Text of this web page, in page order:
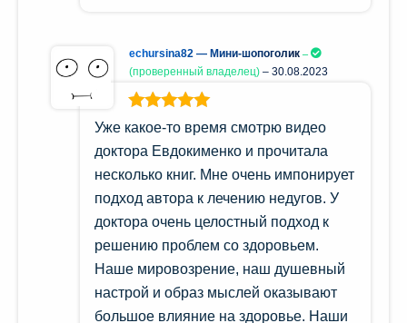
echursina82 — Мини-шопоголик
(проверенный владелец) – 30.08.2023
Оценка 5из
Уже какое-то время смотрю видео
доктора Евдокименко и прочитала
несколько книг. Мне очень импонирует
подход автора к лечению недугов. У
доктора очень целостный подход к
решению проблем со здоровьем.
Наше мировозрение, наш душевный
настрой и образ мыслей оказывают
большое влияние на здоровье. Наши